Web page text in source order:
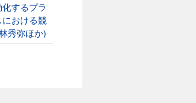
するプラ
おける競
秀弥ほか)